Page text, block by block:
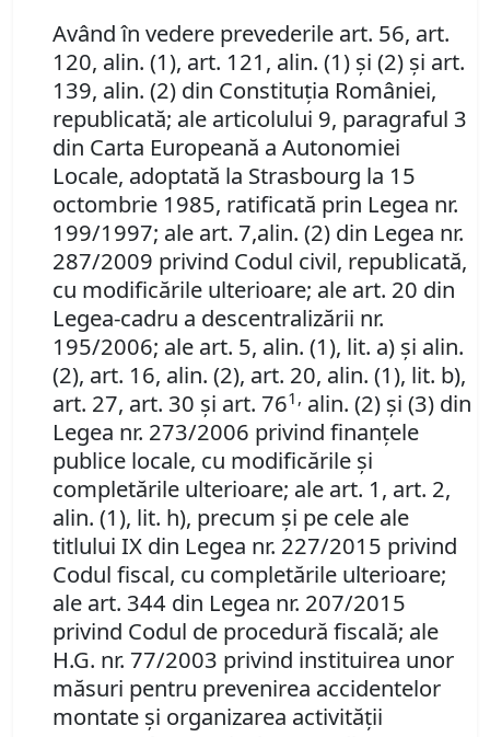
Având în vedere prevederile art. 56, art.
120, alin. (1), art. 121, alin. (1) şi (2) şi art.
139, alin. (2) din Constituţia României,
republicată; ale articolului 9, paragraful 3
din Carta Europeană a Autonomiei
Locale, adoptată la Strasbourg la 15
octombrie 1985, ratificată prin Legea nr.
199/1997; ale art. 7,alin. (2) din Legea nr.
287/2009 privind Codul civil, republicată,
cu modificările ulterioare; ale art. 20 din
Legea-cadru a descentralizării nr.
195/2006; ale art. 5, alin. (1), lit. a) şi alin.
(2), art. 16, alin. (2), art. 20, alin. (1), lit. b),
art. 27, art. 30 şi art. 761, alin. (2) şi (3) din
Legea nr. 273/2006 privind finanţele
publice locale, cu modificările şi
completările ulterioare; ale art. 1, art. 2,
alin. (1), lit. h), precum şi pe cele ale
titlului IX din Legea nr. 227/2015 privind
Codul fiscal, cu completările ulterioare;
ale art. 344 din Legea nr. 207/2015
privind Codul de procedură fiscală; ale
H.G. nr. 77/2003 privind instituirea unor
măsuri pentru prevenirea accidentelor
montate şi organizarea activităţii